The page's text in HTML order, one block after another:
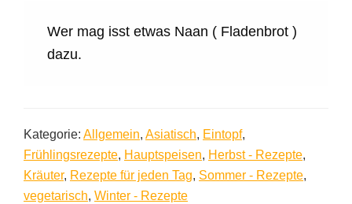
Wer mag isst etwas Naan ( Fladenbrot )
dazu.
Kategorie: Allgemein, Asiatisch, Eintopf,
Frühlingsrezepte, Hauptspeisen, Herbst - Rezepte,
Kräuter, Rezepte für jeden Tag, Sommer - Rezepte,
vegetarisch, Winter - Rezepte